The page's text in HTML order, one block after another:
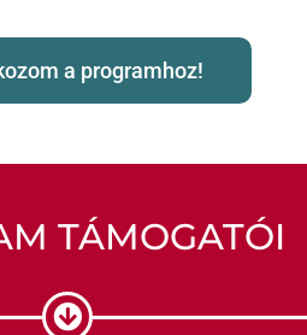
a programhoz!
TÁMOGATÓI